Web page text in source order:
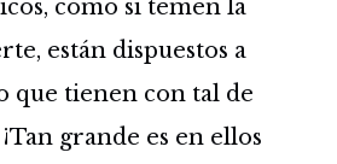
cómo si temen la
están dispuestos a
que tienen con tal de
grande es en ellos